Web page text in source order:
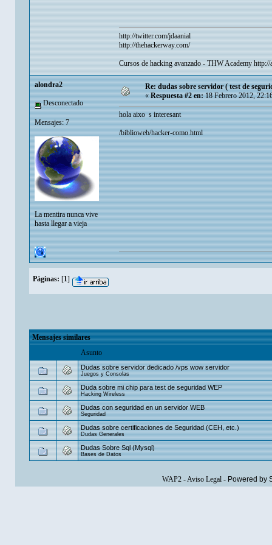
http://twitter.com/jdaanial
http://thehackerway.com/
Cursos de hacking avanzado - THW Academy http://
alondra2
Desconectado
Mensajes: 7
La mentira nunca vive
hasta llegar a vieja
Re: dudas sobre servidor ( test de
«Respuesta #2 en:18 Febrero 2012,
hola aixo s interesant
/biblioweb/hacker-como.html
Páginas: [1]
Mensajes similares
Asunto
Dudas sobre servidor dedicado /vps wow servidor
Juegos y Consolas
Duda sobre mi chip para test de seguridad WEP
Hacking Wireless
Dudas con seguridad en un servidor WEB
Seguridad
Dudas sobre certificaciones de Seguridad (CEH, etc.)
Dudas Generales
Dudas Sobre Sql (Mysql)
Bases de Datos
WAP2-Aviso Legal- Powered by